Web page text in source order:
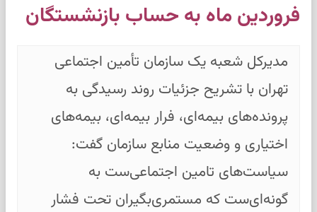
فروردین ماه به حساب بازنشستگان
مدیرکل شعبه یک سازمان تأمین اجتماعی
تهران با تشریح جزئیات روند رسیدگی به
پرونده‌های بیمه‌ای، فرار بیمه‌ای، بیمه‌های
اختیاری و وضعیت منابع سازمان گفت:
سیاست‌های تامین اجتماعی‌ست به
گونه‌ای‌ست که مستمری‌بگیران تحت فشار